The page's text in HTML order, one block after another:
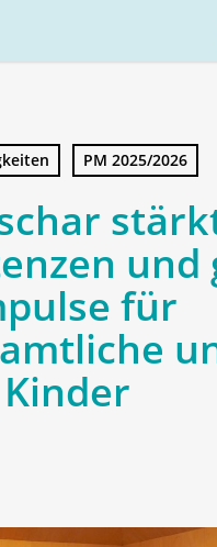
PM 2025/2026
und
für
Kinder